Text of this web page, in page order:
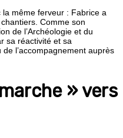
la même ferveur : Fabrice a
Comme son
de l’Archéologie et du
sa réactivité et sa
l’accompagnement auprès
» vers